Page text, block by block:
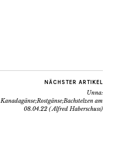
NÄCHSTER ARTIKEL
Unna:
Kanadagänse;Rostgänse;Bachstelzen am
08.04.22 ( Alfred Haberschuss)